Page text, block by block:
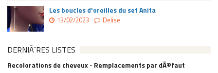
Les boucles d'oreilles du set Anita
13/02/2023 Delise
DERNIÃ¨RES LISTES
Recolorations de cheveux - Remplacements par dÃ©faut